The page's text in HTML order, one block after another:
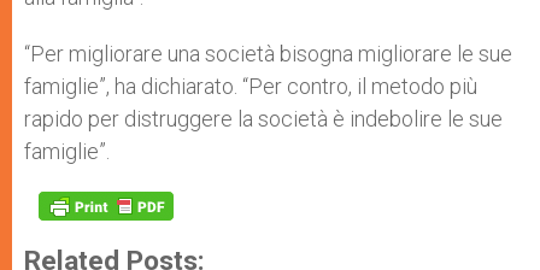
“Per migliorare una società bisogna migliorare le sue
famiglie”, ha dichiarato. “Per contro, il metodo più
rapido per distruggere la società è indebolire le sue
famiglie”.
Related Posts: